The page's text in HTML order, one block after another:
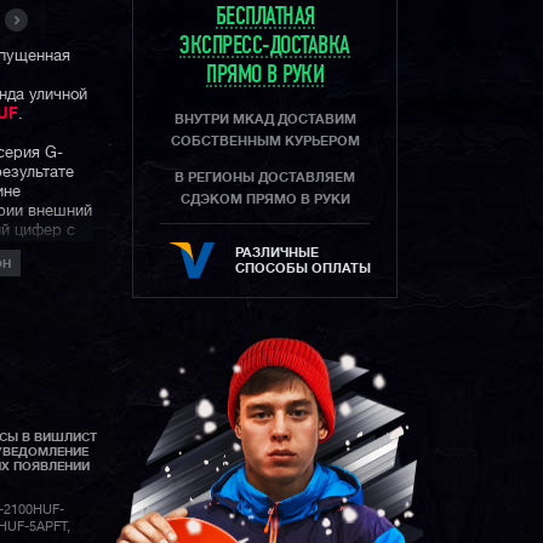
уличной
.
G-
внешний
цифер с
и в
Keith
а
В ВИШЛИСТ
ПОЯВЛЕНИИ
5APFT,
БЕСПЛАТНАЯ
ЭКСПРЕСС-ДОСТАВКА
ПРЯМО В РУКИ
ВНУТРИ МКАД ДОСТАВИМ
СОБСТВЕННЫМ КУРЬЕРОМ
В РЕГИОНЫ ДОСТАВЛЯЕМ
СДЭКОМ ПРЯМО В РУКИ
РАЗЛИЧНЫЕ
СПОСОБЫ ОПЛАТЫ